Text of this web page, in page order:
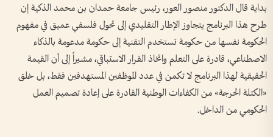
بداية قال الدكتور منصور العور، رئيس جامعة حمدان بن محمد الذكية إن
طرح هذا البرنامج يتجاوز الإطار التقليدي إلى تحول فلسفي عميق في مفهوم
الحكومة نفسها من حكومة تستخدم التقنية إلى حكومة مدعومة بالذكاء
الاصطناعي، قادرة على التعلم واتخاذ القرار الاستباقي، مشيراً إلى أن القيمة
الحقيقية لهذا البرنامج لا تكمن في عدد الموظفين المستهدفين فقط، بل خلق
«الكتلة الحرجة» من الكفاءات الوطنية القادرة على إعادة تصميم العمل
الحكومي من الداخل.